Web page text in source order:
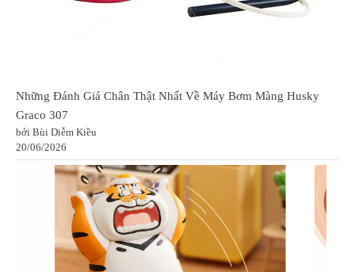
Những Đánh Giá Chân Thật Nhất Về Máy Bơm Màng Husky
Graco 307
bởi Bùi Diễm Kiều
20/06/2026